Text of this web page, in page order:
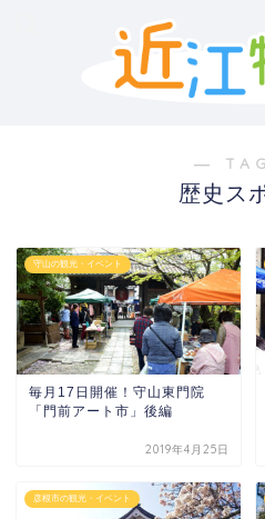
―
歴史ス
守山の観光・イベント
毎月17日開催！守山東門院
「門前アート市」後編
2019年4月25日
彦根市の観光・イベント